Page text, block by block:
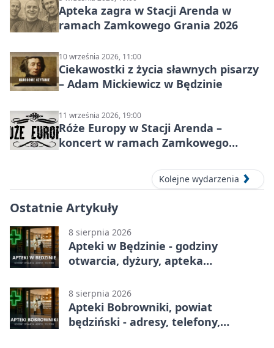
Apteka zagra w Stacji Arenda w
ramach Zamkowego Grania 2026
10 września 2026, 11:00
Ciekawostki z życia sławnych pisarzy
– Adam Mickiewicz w Będzinie
11 września 2026, 19:00
Róże Europy w Stacji Arenda –
koncert w ramach Zamkowego
Kolejne wydarzenia
Ostatnie Artykuły
8 sierpnia 2026
Apteki w Będzinie - godziny
otwarcia, dyżury, apteka
8 sierpnia 2026
Apteki Bobrowniki, powiat
będziński - adresy, telefony,